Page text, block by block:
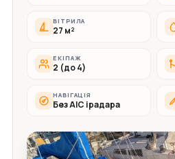
ВІТРИЛА
27 м²
ЕКІПАЖ
2 (до 4)
НАВІГАЦІЯ
Без АІС і радара